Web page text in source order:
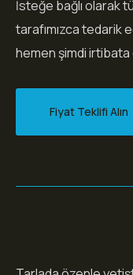
İsteğe bağlı olarak
tarafımızca tedarik
hemen şimdi
Fiyat Teklifi Alın